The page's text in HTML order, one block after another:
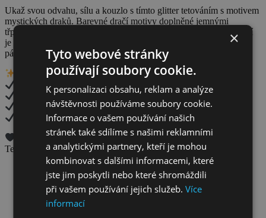
Ukaž svou odvahu, sílu a kouzlo s tímto glitter tetováním s motivem
mystických draků. Barevné dračí motivy doplněné jemnými
třpytkami dodají tvému vzhledu tajemný a výrazný efekt. Tetování
je šetrné k pokožce a díky snadné aplikaci vykouzlí radost během
pár vteřin.
Proč si ho zamiluješ?
4 motivy draků v různých barvách a velikostech
jemný třpytivý efekt (glitter) pro magický vzhled
snadná aplikace – stačí voda a pár vteřin
vydrží 3–5 dní, snadno odstranitelné
Kam se hodí?
Tetování s draky vypadá skvěle:
na paži či rameni
, pro silný a odvážný vzhled
na záda či lopatku, pro dominantní mystický motiv
na lýtko či stehno
×
Tyto webové stránky
používají soubory cookie.
K personalizaci obsahu, reklam a analýze
návštěvnosti používáme soubory cookie.
Informace o vašem používání našich
stránek také sdílíme s našimi reklamními
a analytickými partnery, kteří je mohou
kombinovat s dalšími informacemi, které
jste jim poskytli nebo které shromáždili
při vašem používání jejich služeb. Více
informací